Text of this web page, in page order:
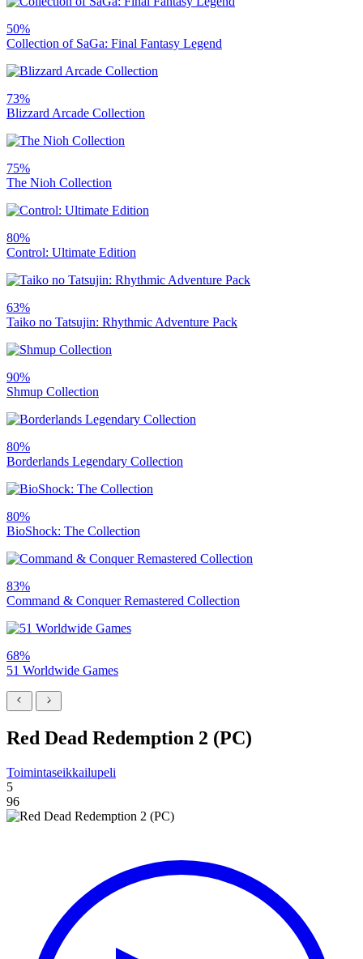
50%
Collection of SaGa: Final Fantasy Legend
73%
Blizzard Arcade Collection
75%
The Nioh Collection
80%
Control: Ultimate Edition
63%
Taiko no Tatsujin: Rhythmic Adventure Pack
90%
Shmup Collection
80%
Borderlands Legendary Collection
80%
BioShock: The Collection
83%
Command & Conquer Remastered Collection
68%
51 Worldwide Games
Red Dead Redemption 2 (PC)
Toimintaseikkailupeli
5
96